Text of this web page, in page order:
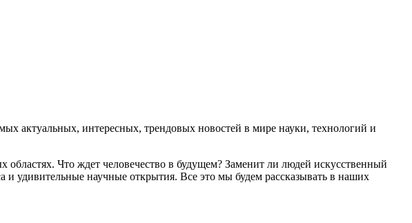
актуальных, интересных, трендовых новостей в мире науки, технологий и
Что ждет человечество в будущем? Заменит ли людей искусственный
удивительные научные открытия. Все это мы будем рассказывать в наших